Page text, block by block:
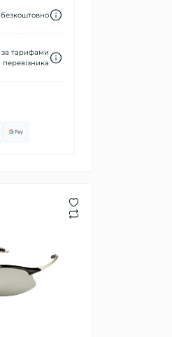
безкоштовно
за тарифами
перевізника